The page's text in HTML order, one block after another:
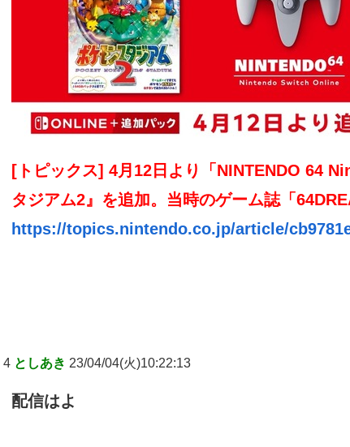
[トピックス] 4月12日より「NINTENDO 64
タジアム2』を追加。当時のゲーム誌「
https://topics.nintendo.co.jp/article/
4 としあき 23/04/04(火)10:22:13
配信はよ